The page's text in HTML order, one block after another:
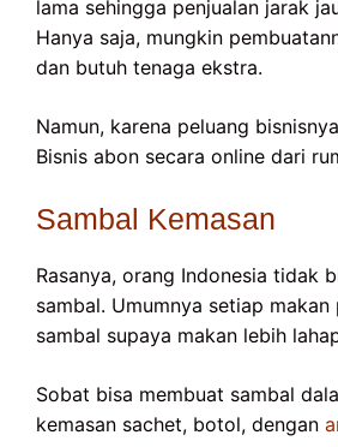
lama sehingga penjualan jarak
Hanya saja, mungkin
dan butuh tenaga ekstra.
Namun, karena peluang
Bisnis abon secara online dari
Sambal Kemasan
Rasanya, orang Indonesia tidak
sambal. Umumnya setiap makan
sambal supaya makan lebih
Sobat bisa membuat sambal
kemasan sachet, botol, dengan